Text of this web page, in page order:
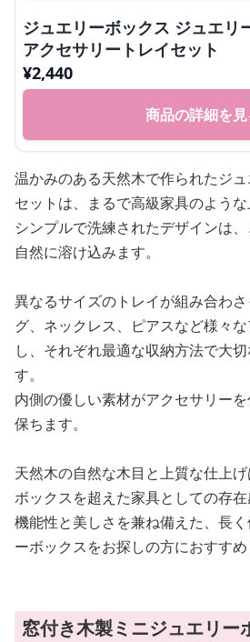
ジュエリーボックス ジュエリ
アクセサリートレイセット
¥2,440
商品の詳細を見
温かみのある天然木で作られたジ
セットは、まるで高級家具のような
シンプルで洗練されたデザインは
自然に溶け込みます。
異なるサイズのトレイが組み合わ
グ、ネックレス、ピアスなど様々
し、それぞれ最適な収納方法で大
す。
内側の優しい素材がアクセサリー
保ちます。
天然木の自然な木目と上質な仕上
ボックスを超えた家具としての存在
機能性と美しさを兼ね備えた、長
ーボックスをお探しの方におすすめ
窓付き木製ミニジュエリー